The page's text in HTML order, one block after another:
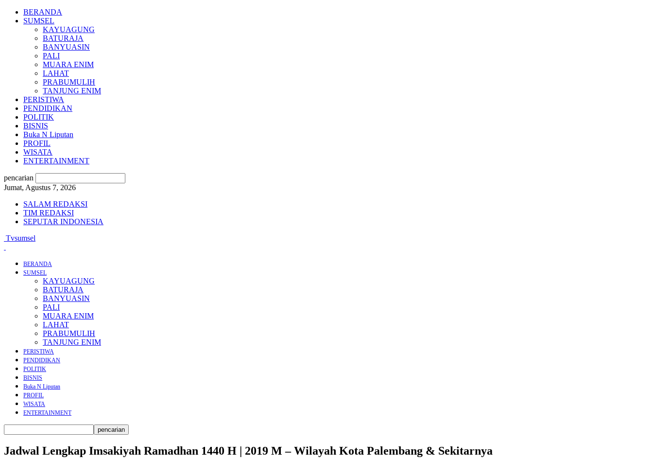
BERANDA
SUMSEL
KAYUAGUNG
BATURAJA
BANYUASIN
PALI
MUARA ENIM
LAHAT
PRABUMULIH
TANJUNG ENIM
PERISTIWA
PENDIDIKAN
POLITIK
BISNIS
Buka N Liputan
PROFIL
WISATA
ENTERTAINMENT
pencarian
Jumat, Agustus 7, 2026
SALAM REDAKSI
TIM REDAKSI
SEPUTAR INDONESIA
Tvsumsel
BERANDA
SUMSEL
KAYUAGUNG
BATURAJA
BANYUASIN
PALI
MUARA ENIM
LAHAT
PRABUMULIH
TANJUNG ENIM
PERISTIWA
PENDIDIKAN
POLITIK
BISNIS
Buka N Liputan
PROFIL
WISATA
ENTERTAINMENT
Jadwal Lengkap Imsakiyah Ramadhan 1440 H | 2019 M – Wilayah Kota Palembang & Sekitarnya